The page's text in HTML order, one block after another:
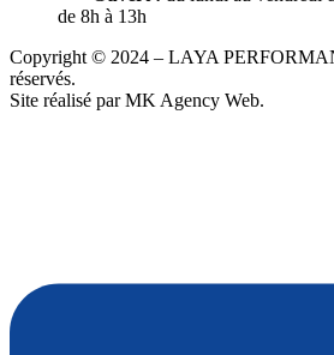
de 8h à 13h
Copyright © 2024 – LAYA
réservés.
Site réalisé par MK Agency Web.